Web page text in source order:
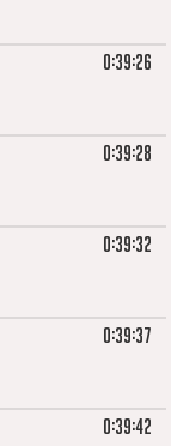
0:39:26
0:39:28
0:39:32
0:39:37
0:39:42